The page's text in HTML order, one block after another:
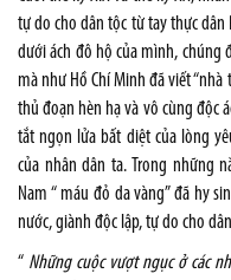
tự do cho dân tộc từ tay thực dân
dưới ách đô hộ của mình, chúng
mà như Hồ Chí Minh đã viết
thủ đoạn hèn hạ và vô cùng độc
tắt ngọn lửa bất diệt của lòng
của nhân dân ta. Trong những
Nam “ máu đỏ da vàng” đã hy
nước, giành độc lập, tự do cho
“ Những cuộc vượt ngục ở các